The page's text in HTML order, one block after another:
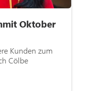
Oktober
Kunden zum
Cölbe